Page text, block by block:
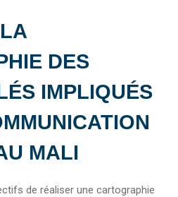
DES
IMPLIQUÉS
MALI
de réaliser une cartographie